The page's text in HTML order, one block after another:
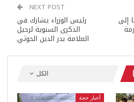
إلى
NEXT POST
رئيس الوزراء يشارك في
الذكرى السنوية لرحيل
العلامة بدر الدين الحوثي
الكل
أخبار حجة